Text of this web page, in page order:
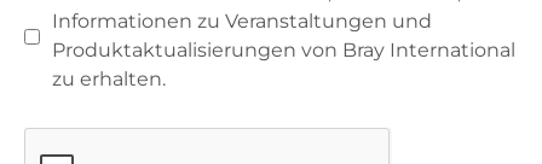
Informationen zu Veranstaltungen und
Produktaktualisierungen von Bray International
zu erhalten.